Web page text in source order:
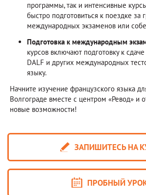
программы, так и интенсивные
быстро подготовиться к поездке за
международных экзаменов или
Подготовка к международным
курсов включают подготовку к
DALF и других международных
языку.
Начните изучение французского языка
Волгограде вместе с центром «Ревод» и
новые возможности!
ЗАПИШИТЕСЬ НА
ПРОБНЫЙ